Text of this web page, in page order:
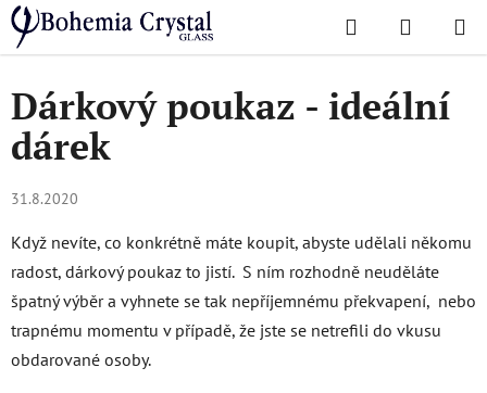
Přejít
na
obsah
Hledat
KOŠÍK
Domů
/ O skle Dárkový poukaz - ideální dárek
Dárkový poukaz - ideální
dárek
31.8.2020
Když nevíte, co konkrétně máte koupit, abyste udělali někomu
radost, dárkový poukaz to jistí. S ním rozhodně neuděláte
špatný výběr a vyhnete se tak nepříjemnému překvapení, nebo
trapnému momentu v případě, že jste se netrefili do vkusu
obdarované osoby.